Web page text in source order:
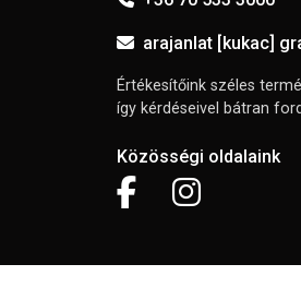
arajanlat [kukac]
Értékesítőink széles
így kérdéseivel bátran
Közösségi oldalaink